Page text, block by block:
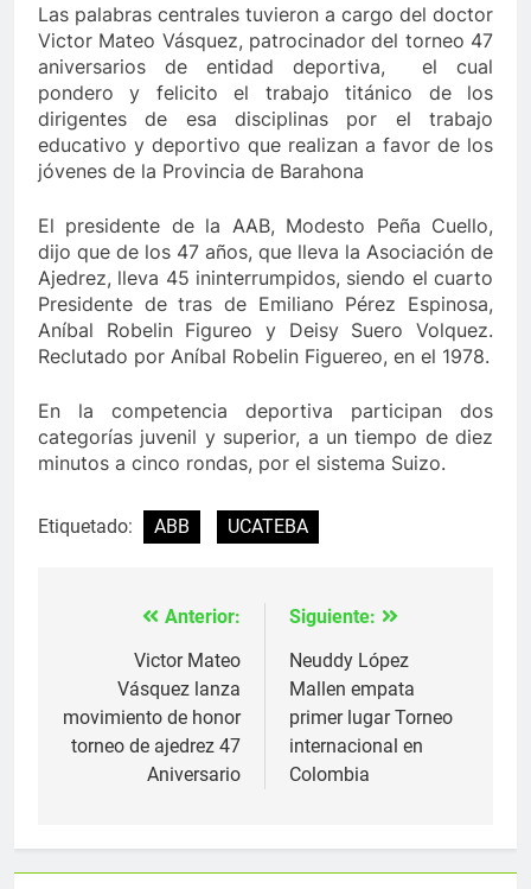
Las palabras centrales tuvieron a cargo del doctor
Victor Mateo Vásquez, patrocinador del torneo 47
aniversarios de entidad deportiva, el cual
pondero y felicito el trabajo titánico de los
dirigentes de esa disciplinas por el trabajo
educativo y deportivo que realizan a favor de los
jóvenes de la Provincia de Barahona
El presidente de la AAB, Modesto Peña Cuello,
dijo que de los 47 años, que lleva la Asociación de
Ajedrez, lleva 45 ininterrumpidos, siendo el cuarto
Presidente de tras de Emiliano Pérez Espinosa,
Aníbal Robelin Figureo y Deisy Suero Volquez.
Reclutado por Aníbal Robelin Figuereo, en el 1978.
En la competencia deportiva participan dos
categorías juvenil y superior, a un tiempo de diez
minutos a cinco rondas, por el sistema Suizo.
Etiquetado: ABB UCATEBA
Navegación
entradas
Anterior:
Victor Mateo
Vásquez lanza
movimiento de honor
torneo de ajedrez 47
Aniversario
Siguiente:
Neuddy López
Mallen empata
primer lugar Torneo
internacional en
Colombia